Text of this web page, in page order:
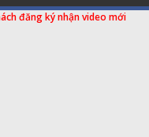
đăng ký nhận video mới
THOẠI